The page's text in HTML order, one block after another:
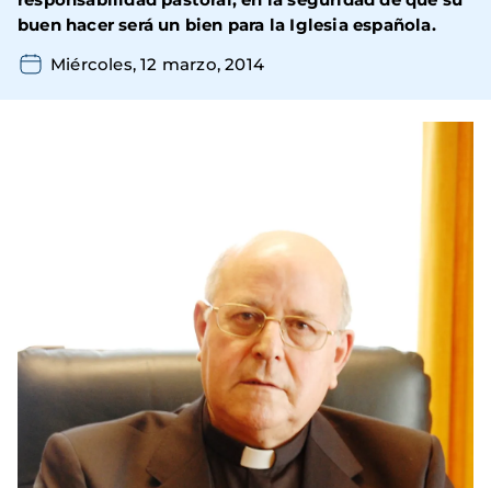
buen hacer será un bien para la Iglesia española.
Miércoles, 12 marzo, 2014